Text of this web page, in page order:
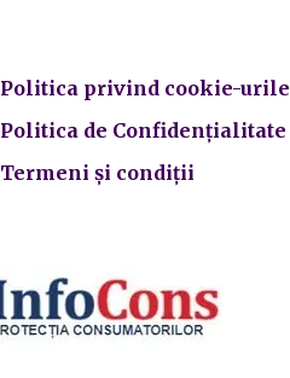
Politica privind cookie-urile
Politica de Confidențialitate
Termeni și condiții